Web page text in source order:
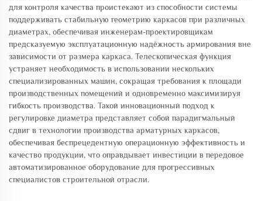
для контроля качества проистекают из способности системы
поддерживать стабильную геометрию каркасов при различных
диаметрах, обеспечивая инженерам-проектировщикам
предсказуемую эксплуатационную надёжность армирования вне
зависимости от размера каркаса. Телескопическая функция
устраняет необходимость в использовании нескольких
специализированных машин, сокращая требования к площади
производственных помещений и одновременно максимизируя
гибкость производства. Такой инновационный подход к
регулировке диаметра представляет собой парадигмальный
сдвиг в технологии производства арматурных каркасов,
обеспечивая беспрецедентную операционную эффективность и
качество продукции, что оправдывает инвестиции в передовое
автоматизированное оборудование для прогрессивных
специалистов строительной отрасли.